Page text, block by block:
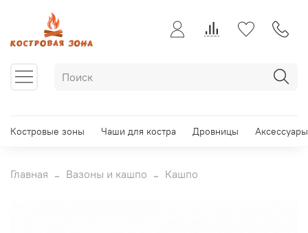
Костровые зоны Чаши для костра Дровницы Аксессуары
Главная Вазоны и кашпо Кашпо